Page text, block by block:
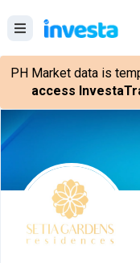
PH Market data is
access